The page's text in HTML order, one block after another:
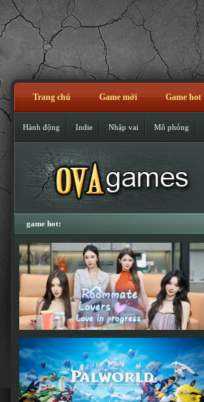
Trang chủ Game mới Game hot
Hành động Indie Nhập vai Mô phỏng
game hot: